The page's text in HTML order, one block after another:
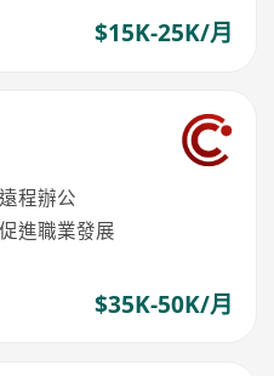
$15K-25K/月
程辦公
進職業發展
$35K-50K/月